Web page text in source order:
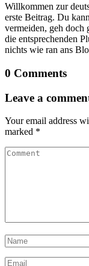
Willkommen zur
erste Beitrag. Du
vermeiden, geh doch
die entsprechenden
nichts wie ran ans
0 Comments
Leave a
Your email address
marked *